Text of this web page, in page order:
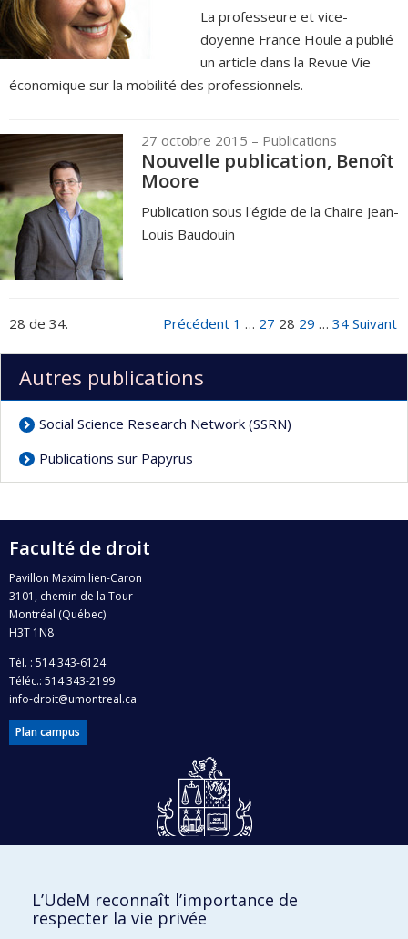
La professeure et vice-
doyenne France Houle a publié
un article dans la Revue Vie
économique sur la mobilité des professionnels.
27 octobre 2015 – Publications
Nouvelle publication, Benoît
Moore
Publication sous l'égide de la Chaire Jean-
Louis Baudouin
28 de 34. Précédent 1 … 27 28 29 … 34 Suivant
Autres publications
Social Science Research Network (SSRN)
Publications sur Papyrus
Faculté de droit
Pavillon Maximilien-Caron
3101, chemin de la Tour
Montréal (Québec)
H3T 1N8
Tél. : 514 343-6124
Téléc.: 514 343-2199
info-droit@umontreal.ca
Plan campus
Accès protégé
L’UdeM reconnaît l’importance de
respecter la vie privée